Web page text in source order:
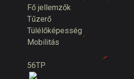
Fő jellemzők
Tűzerő
Túlélőképesség
Mobilitás
56TP